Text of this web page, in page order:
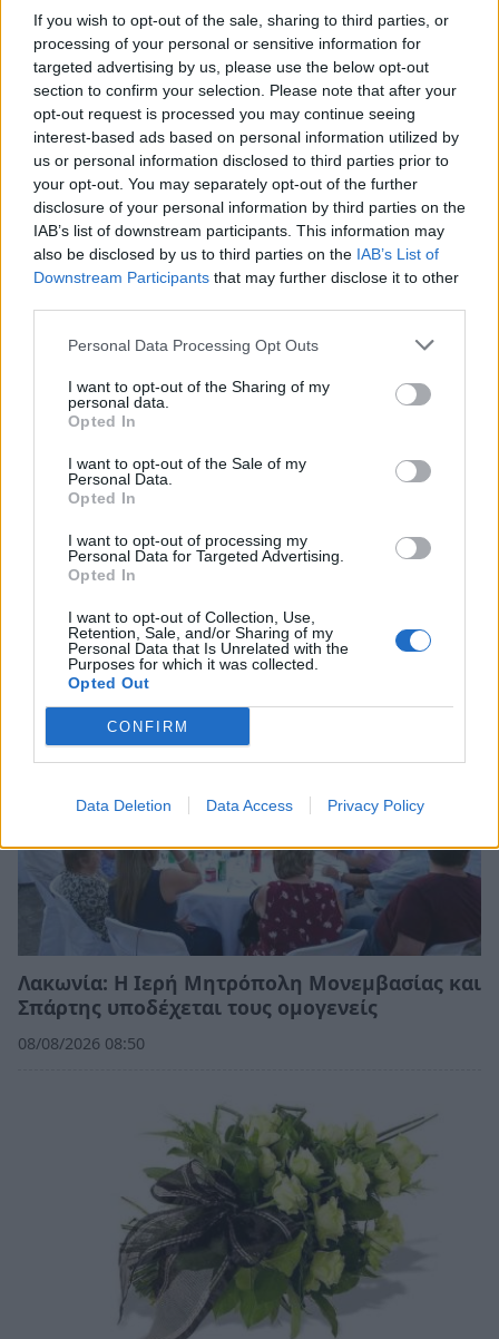
If you wish to opt-out of the sale, sharing to third parties, or
processing of your personal or sensitive information for
targeted advertising by us, please use the below opt-out
section to confirm your selection. Please note that after your
opt-out request is processed you may continue seeing
interest-based ads based on personal information utilized by
us or personal information disclosed to third parties prior to
your opt-out. You may separately opt-out of the further
disclosure of your personal information by third parties on the
IAB’s list of downstream participants. This information may
also be disclosed by us to third parties on the IAB’s List of
Downstream Participants that may further disclose it to other
Personal Data Processing Opt Outs
I want to opt-out of the Sharing of my
personal data.
Opted In
I want to opt-out of the Sale of my
Personal Data.
Opted In
I want to opt-out of processing my
Personal Data for Targeted Advertising.
Opted In
I want to opt-out of Collection, Use,
Retention, Sale, and/or Sharing of my
Personal Data that Is Unrelated with the
Purposes for which it was collected.
Opted Out
CONFIRM
Data Deletion Data Access Privacy Policy
Θλίψη στην Πάτρα: Πέθανε στο Νοσοκομείο
«Άγιος Ανδρέας» βρέφος μόλις 8 ημερών
08/08/2026 09:34
Λακωνία: Το τελευταίο δρομολόγιο «γη -
08/08/2026 09:05
Λακωνία: Η Ιερή Μητρόπολη Μονεμβασίας και
Σπάρτης υποδέχεται τους ομογενείς
08/08/2026 08:50